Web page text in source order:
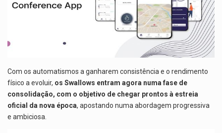
Com os automatismos a ganharem consistência e o rendimento
físico a evoluir, os Swallows entram agora numa fase de
consolidação, com o objetivo de chegar prontos à estreia
oficial da nova época, apostando numa abordagem progressiva
e ambiciosa.